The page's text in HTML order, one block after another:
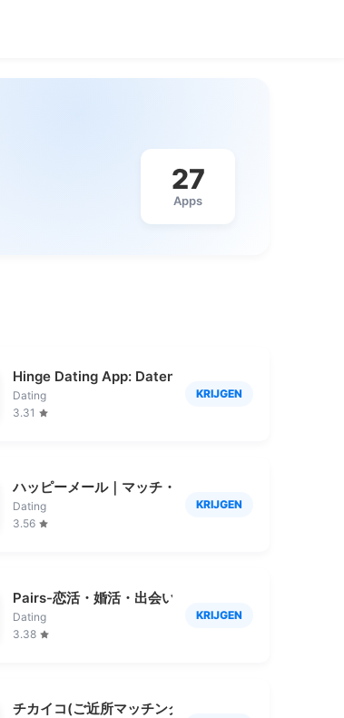
27
Apps
Hinge Dating App: Daten Single
Dating
3.31
KRIJGEN
ハッピーメール｜マッチ・出会い
Dating
3.56
KRIJGEN
Pairs-恋活・婚活・出会い探しマッチングアプリ
Dating
3.38
KRIJGEN
チカイコ(ご近所マッチングで写真や動画もシェアす